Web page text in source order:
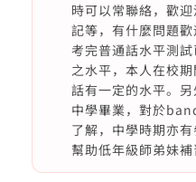
時可以常聯絡，歡
記等，有什麼問題
考完普通話水平測
之水平，本人在校
話有一定的水平。
中學畢業，對於
了解，中學時期亦有
幫助低年級師弟妹補